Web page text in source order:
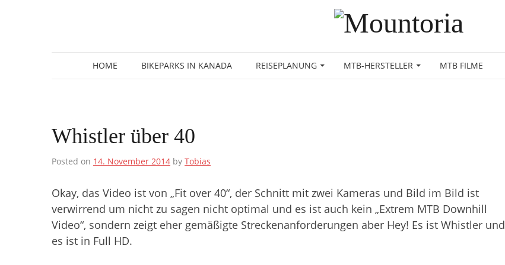
HOME BIKEPARKS IN KANADA REISEPLANUNG MTB-HERSTELLER MTB FILME
Whistler über 40
Posted on 14. November 2014 by Tobias
Okay, das Video ist von „Fit over 40“, der Schnitt mit zwei Kameras und Bild im Bild ist
verwirrend um nicht zu sagen nicht optimal und es ist auch kein „Extrem MTB Downhill
Video“, sondern zeigt eher gemäßigte Streckenanforderungen aber Hey! Es ist Whistler und
es ist in Full HD.